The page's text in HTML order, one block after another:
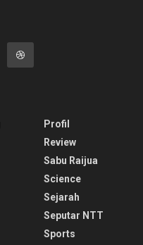
Profil
Review
Sabu Raijua
Science
Sejarah
Seputar NTT
Sports